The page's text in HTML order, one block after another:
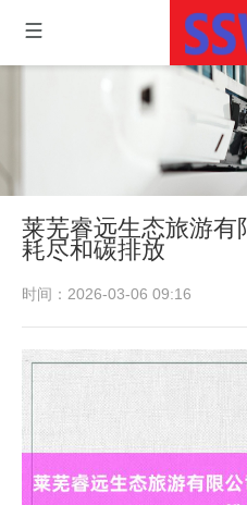
莱芜睿远生态旅游有
耗尽和碳排放
时间：2026-03-06 09:16